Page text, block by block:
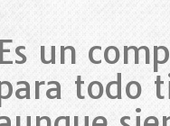
un
todo